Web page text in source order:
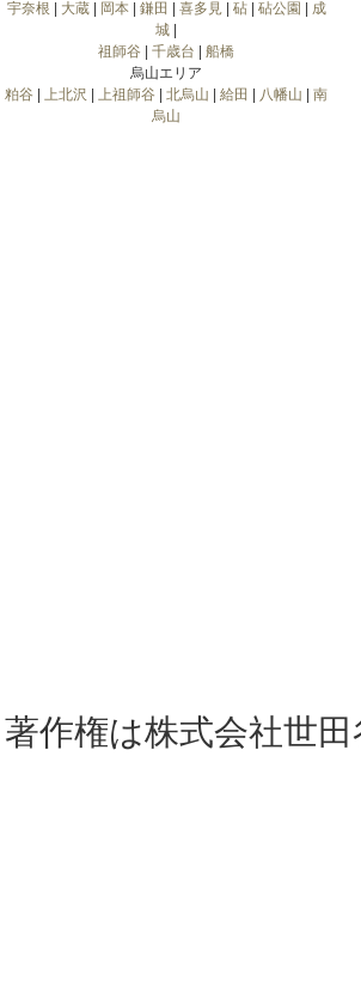
宇奈根
大蔵| 岡本| 鎌田 喜多見| 砧| 砧公園
成
城
祖師谷
千歳台
船橋
烏山エリア
粕谷
上北沢 上祖師谷 北烏山 給田 八幡山
南
烏山
著作権は株式会社世